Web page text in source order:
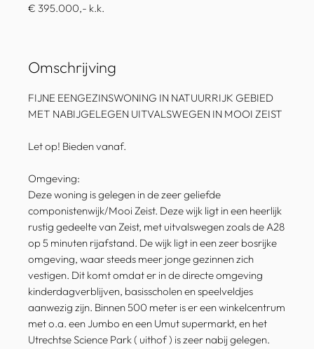
€ 395.000,- k.k.
Omschrijving
FIJNE EENGEZINSWONING IN NATUURRIJK GEBIED
MET NABIJGELEGEN UITVALSWEGEN IN MOOI ZEIST
Let op! Bieden vanaf.
Omgeving:
Deze woning is gelegen in de zeer geliefde
componistenwijk/Mooi Zeist. Deze wijk ligt in een heerlijk
rustig gedeelte van Zeist, met uitvalswegen zoals de A28
op 5 minuten rijafstand. De wijk ligt in een zeer bosrijke
omgeving, waar steeds meer jonge gezinnen zich
vestigen. Dit komt omdat er in de directe omgeving
kinderdagverblijven, basisscholen en speelveldjes
aanwezig zijn. Binnen 500 meter is er een winkelcentrum
met o.a. een Jumbo en een Umut supermarkt, en het
Utrechtse Science Park ( uithof ) is zeer nabij gelegen.